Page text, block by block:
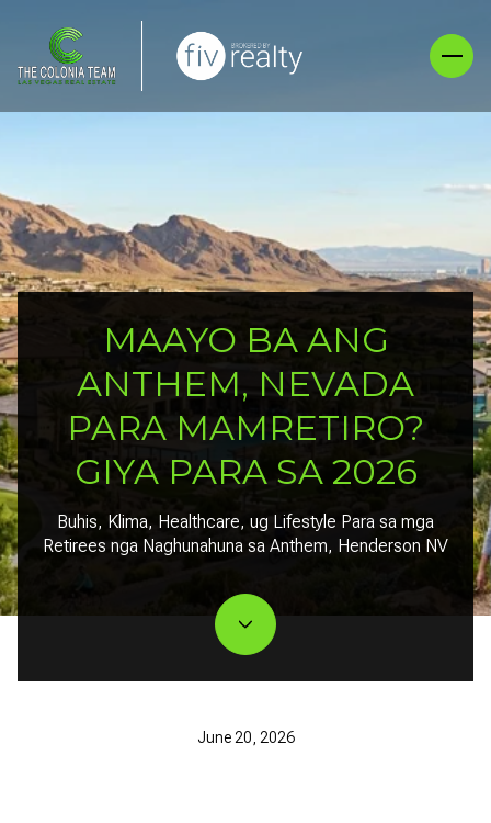
MAAYO BA ANG
ANTHEM, NEVADA
PARA MAMRETIRO?
GIYA PARA SA 2026
Buhis, Klima, Healthcare, ug Lifestyle Para sa mga
Retirees nga Naghunahuna sa Anthem, Henderson NV
June 20, 2026